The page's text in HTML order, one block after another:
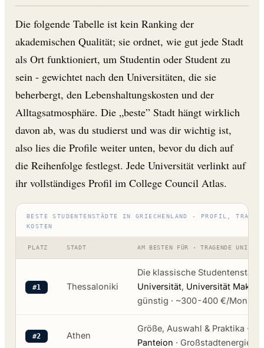
Die folgende Tabelle ist kein Ranking der
akademischen Qualität; sie ordnet, wie gut jede Stadt
als Ort funktioniert, um Studentin oder Student zu
sein - gewichtet nach den Universitäten, die sie
beherbergt, den Lebenshaltungskosten und der
Alltagsatmosphäre. Die „beste” Stadt hängt wirklich
davon ab, was du studierst und was dir wichtig ist,
also lies die Profile weiter unten, bevor du dich auf
die Reihenfolge festlegst. Jede Universität verlinkt auf
ihr vollständiges Profil im College Council Atlas.
BESTE STUDENTENSTÄDTE IN GRIECHENLAND - PROFIL,
KOSTEN
PLATZ STADT AM BESTEN FÜR · TRAGENDE
#1 Thessaloniki
Die klassische Studentenstadt
Universität, Universität
günstig · ~300-400 €/Mon.
#2 Athen
Größe, Auswahl & Praktika ·
Panteion · Großstadtenergie